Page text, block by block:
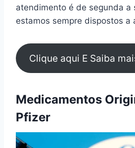
atendimento é de segunda a
estamos sempre dispostos a
Clique aqui E Saiba
Medicamentos
Pfizer